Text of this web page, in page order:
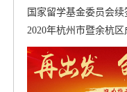
国家留学基金委员会
2020年杭州市暨余杭